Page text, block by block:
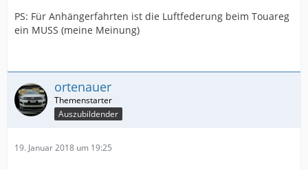
PS: Für Anhängerfahrten ist die Luftfederung beim Touareg
ein MUSS (meine Meinung)
ortenauer
Auszubildender
19. Januar 2018 um 19:25